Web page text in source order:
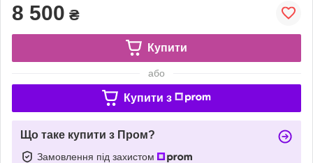
8 500 ₴
Купити
або
Купити з
Що таке купити з Пром?
Замовлення під захистом